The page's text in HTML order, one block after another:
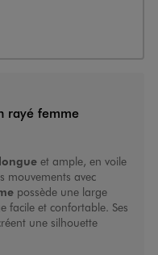
rayé femme
et ample, en voile
mouvements avec
possède une large
facile et confortable. Ses
une silhouette